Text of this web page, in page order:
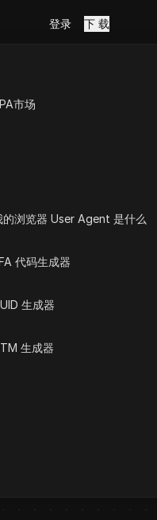
市场
的浏览器 User Agent 是什么
代码生成器
生成器
生成器
登录 下 载